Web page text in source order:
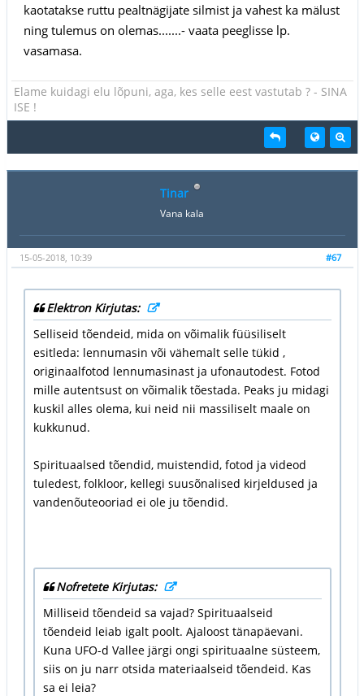
kaotatakse ruttu pealtnägijate silmist ja vahest ka mälust
ning tulemus on olemas.......- vaata peeglisse lp.
vasamasa.
Elame kuidagi elu lõpuni, aga, kes selle eest vastutab ? - SINA
ISE !
Tinar
Vana kala
#67
15-05-2018, 10:39
Elektron Kirjutas:
Selliseid tõendeid, mida on võimalik füüsiliselt
esitleda: lennumasin või vähemalt selle tükid ,
originaalfotod lennumasinast ja ufonautodest. Fotod
mille autentsust on võimalik tõestada. Peaks ju midagi
kuskil alles olema, kui neid nii massiliselt maale on
kukkunud.
Spirituaalsed tõendid, muistendid, fotod ja videod
tuledest, folkloor, kellegi suusõnalised kirjeldused ja
vandenõuteooriad ei ole ju tõendid.
Nofretete Kirjutas:
Milliseid tõendeid sa vajad? Spirituaalseid
tõendeid leiab igalt poolt. Ajaloost tänapäevani.
Kuna UFO-d Vallee järgi ongi spirituaalne süsteem,
siis on ju narr otsida materiaalseid tõendeid. Kas
sa ei leia?